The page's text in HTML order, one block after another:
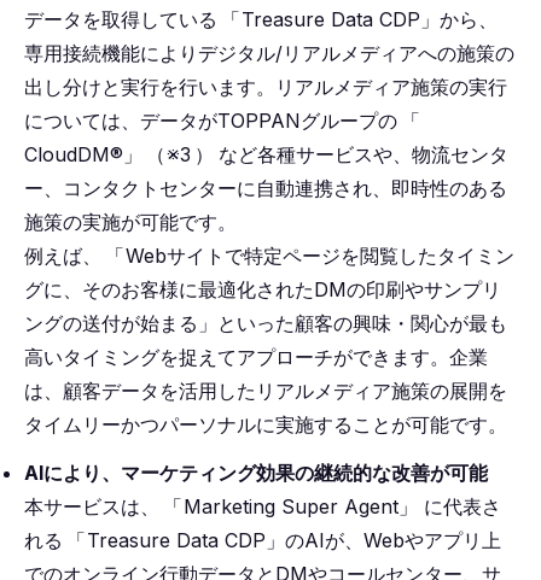
データを取得している
「Treasure Data CDP」から、
専用接続機能によりデジタル/リアルメディアへの施策の
出し分けと実行を行います。リアルメディア施策の実行
については、データがTOPPANグループの 「
CloudDM®︎」
（※3 ）
など各種サービスや、物流センタ
ー、コンタクトセンターに自動連携され、即時性のある
施策の実施が可能です。
例えば、
「Webサイトで特定ページを閲覧したタイミン
グに、そのお客様に最適化されたDMの印刷やサンプリ
ングの送付が始まる」といった顧客の興味・関心が最も
高いタイミングを捉えてアプローチができます。企業
は、顧客データを活用したリアルメディア施策の展開を
タイムリーかつパーソナルに実施することが可能です。
AIにより、マーケティング効果の継続的な改善が可能
本サービスは、
「Marketing Super Agent」 に代表さ
れる
「Treasure Data CDP」のAIが、Webやアプリ上
でのオンライン行動データとDMやコールセンター、サ